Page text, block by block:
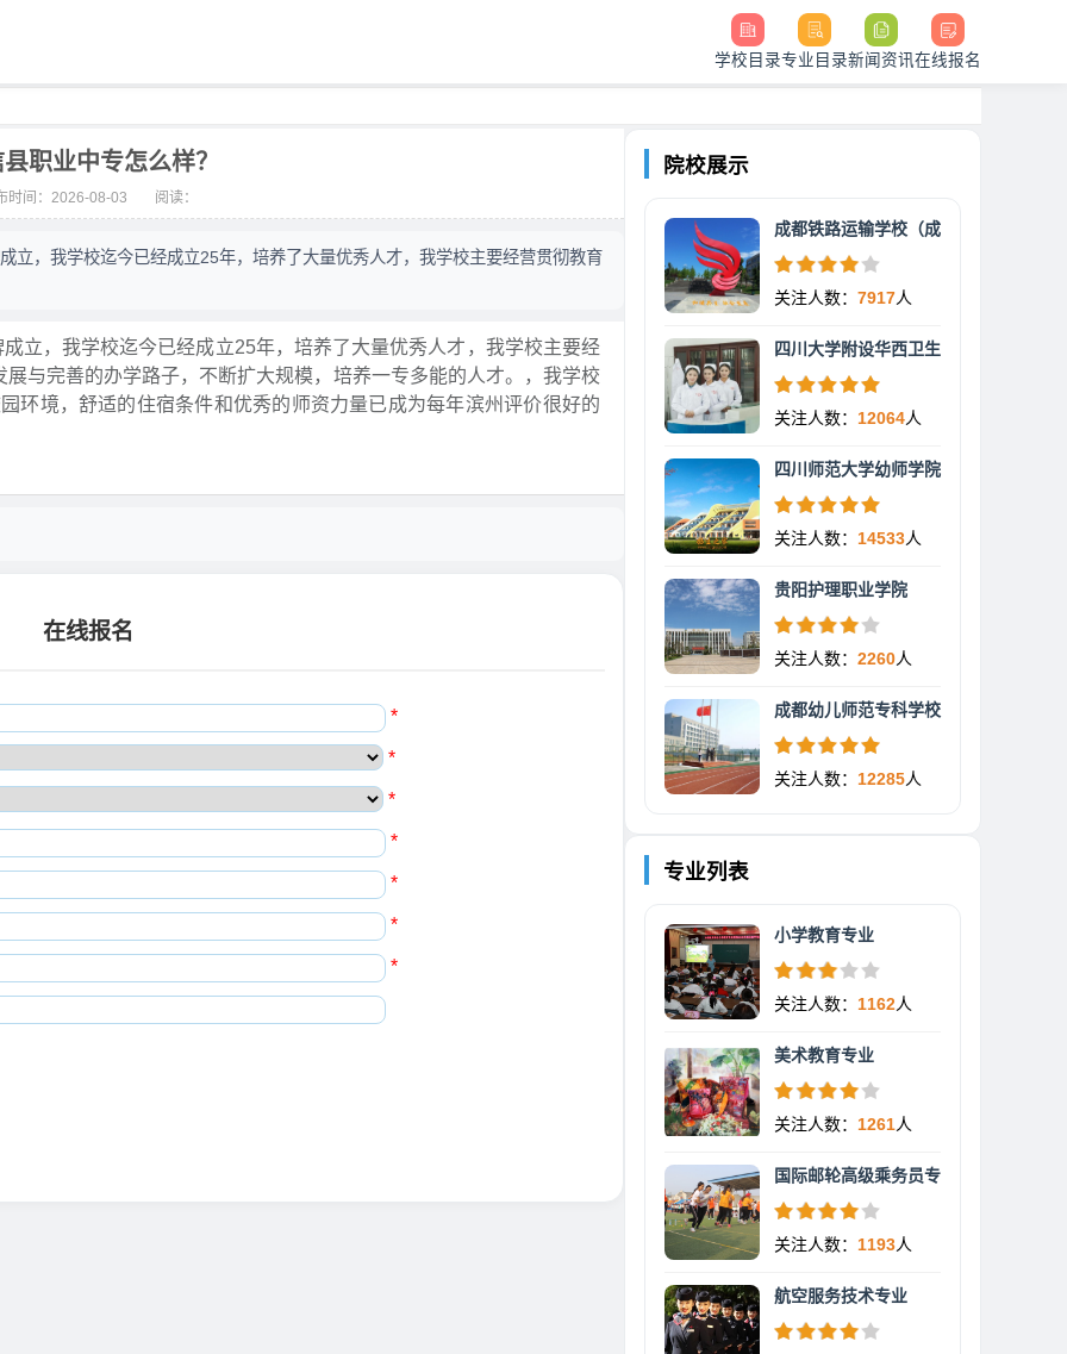
学校目录专业目录新闻资讯在线报名
县职业中专怎么样？
时间：2026-08-03 阅读：
立，我学校迄今已经成立25年，培养了大量优秀人才，我学校主要经营贯彻教育
立，我学校迄今已经成立25年，培养了大量优秀人才，我学校主要经
展与完善的办学路子，不断扩大规模，培养一专多能的人才。，我学校
环境，舒适的住宿条件和优秀的师资力量已成为每年滨州评价很好的
在线报名
*
*
*
*
*
*
*
院校展示
成都铁路运输学校（成
关注人数： 7917人
四川大学附设华西卫生
关注人数： 12064人
四川师范大学幼师学院
关注人数： 14533人
贵阳护理职业学院
关注人数： 2260人
成都幼儿师范专科学校
关注人数： 12285人
专业列表
小学教育专业
关注人数： 1162人
美术教育专业
关注人数： 1261人
国际邮轮高级乘务员专
关注人数： 1193人
航空服务技术专业